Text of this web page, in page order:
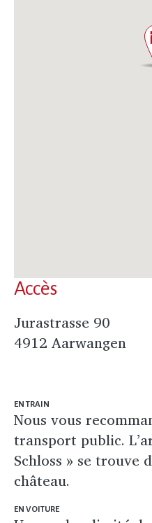
Accès
Jurastrasse 90
4912 Aarwangen
EN TRAIN
Nous vous
transport public.
Schloss » se trouve
château.
EN VOITURE